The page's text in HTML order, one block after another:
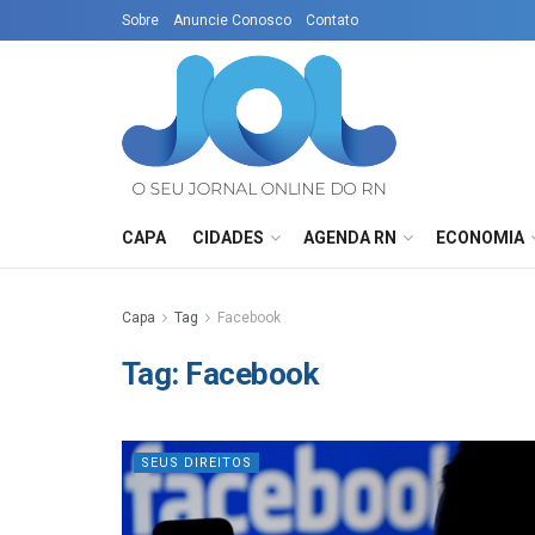
Sobre Anuncie Conosco Contato
CAPA CIDADES AGENDA RN ECONOMIA
Capa Tag Facebook
Tag: Facebook
SEUS DIREITOS